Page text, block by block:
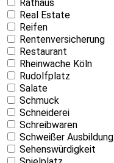
Rathaus
Real Estate
Reifen
Rentenversicherung
Restaurant
Rheinwache Köln
Rudolfplatz
Salate
Schmuck
Schneiderei
Schreibwaren
Schweißer Ausbildung
Sehenswürdigkeit